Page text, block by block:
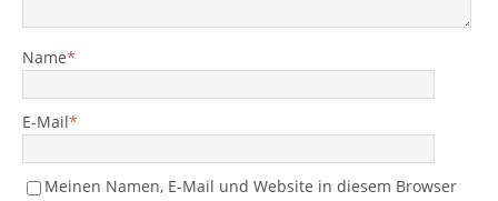
Name*
E-Mail*
Meinen Namen, E-Mail und Website in diesem Browser